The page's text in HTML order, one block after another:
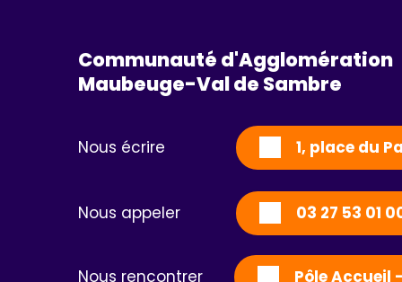
Communauté d'Agglomération
Maubeuge-Val de Sambre
Nous écrire 1, place du
Nous appeler 03 27 53 01
Nous rencontrer Pôle Accueil